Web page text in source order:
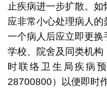
止疾病进一步扩散。
应非常小心处理病人
一个病人后应立即更换
学校、院舍及同类机
时联络卫生局疾病
28700800）以便即时